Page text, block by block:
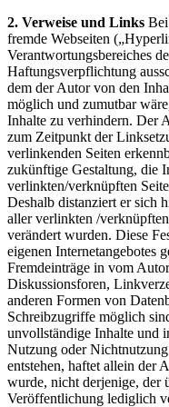
2. Verweise und Links
fremde Webseiten
Verantwortungsbereiches
Haftungsverpflichtung
dem der Autor von den
möglich und zumutbar
Inhalte zu verhindern. Der
zum Zeitpunkt der
verlinkenden Seiten
zukünftige Gestaltung, die
verlinkten/verknüpften
Deshalb distanziert er sich
aller verlinkten /
verändert wurden. Diese
eigenen Internetangebotes
Fremdeinträge in vom
Diskussionsforen,
anderen Formen von
Schreibzugriffe möglich
unvollständige Inhalte und
Nutzung oder
entstehen, haftet allein der
wurde, nicht derjenige, der
Veröffentlichung lediglich